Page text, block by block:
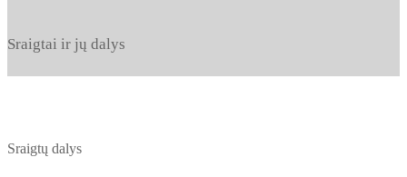
Sraigtai ir jų dalys
Sraigtų dalys